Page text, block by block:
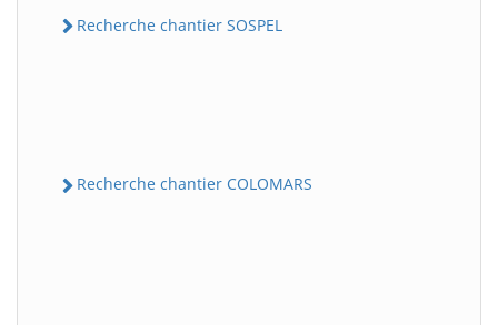
Recherche chantier SOSPEL
Recherche chantier COLOMARS